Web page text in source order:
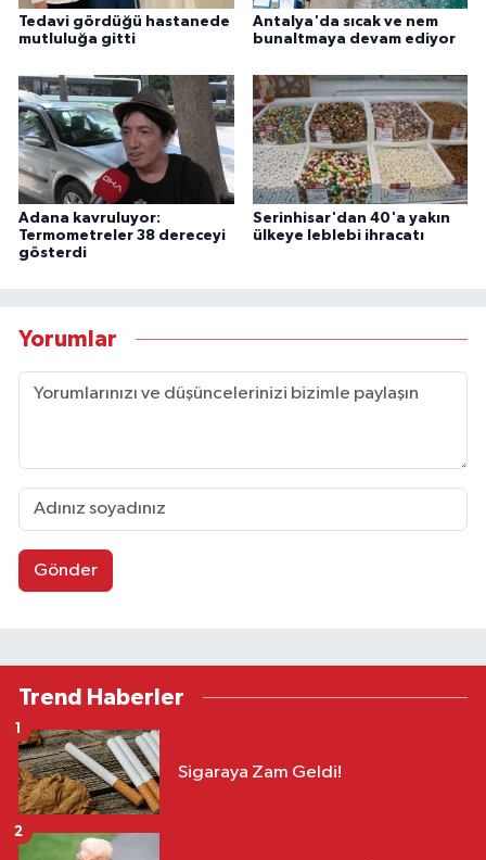
Tedavi gördüğü hastanede
mutluluğa gitti
Antalya'da sıcak ve nem
bunaltmaya devam ediyor
Adana kavruluyor:
Termometreler 38 dereceyi
gösterdi
Serinhisar'dan 40'a yakın
ülkeye leblebi ihracatı
Yorumlar
Gönder
Trend Haberler
Sigaraya Zam Geldi!
2